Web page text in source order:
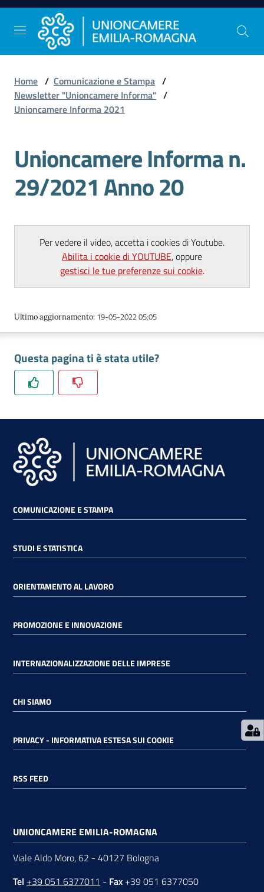
Vai al contenuto
Vai alla navigazione
Vai al footer
Comunicazione
e
Studi
e
Statistica
Orientamento
Promozione
e
Internazionalizzazione
Chi
siamo
RSS
su
Home / Comunicazione e Stampa /
Newsletter "Unioncamere Informa" /
Unioncamere Informa 2021
Unioncamere Informa n.
29/2021 Anno 20
Per vedere il video, accetta i cookies di Youtube.
Abilita i cookie di YOUTUBE, oppure
gestisci le tue preferenze sui cookie.
Ultimo aggiornamento: 19-05-2022 05:05
Questa pagina ti è stata utile?
COMUNICAZIONE E STAMPA
STUDI E STATISTICA
ORIENTAMENTO AL LAVORO
PROMOZIONE E INNOVAZIONE
INTERNAZIONALIZZAZIONE DELLE IMPRESE
CHI SIAMO
PRIVACY - INFORMATIVA ESTESA SUI COOKIE
RSS FEED
UNIONCAMERE EMILIA-ROMAGNA
Viale Aldo Moro, 62 - 40127 Bologna
Tel +39 051 6377011 - Fax +39 051 6377050